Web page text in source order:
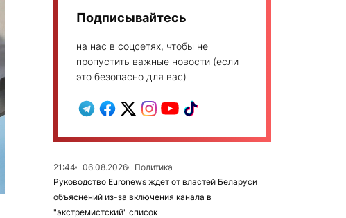
Подписывайтесь
на нас в соцсетях, чтобы не
пропустить важные новости (если
это безопасно для вас)
21:44 06.08.2026
Политика
Руководство Euronews ждет от властей Беларуси
объяснений из-за включения канала в
"экстремистский" список